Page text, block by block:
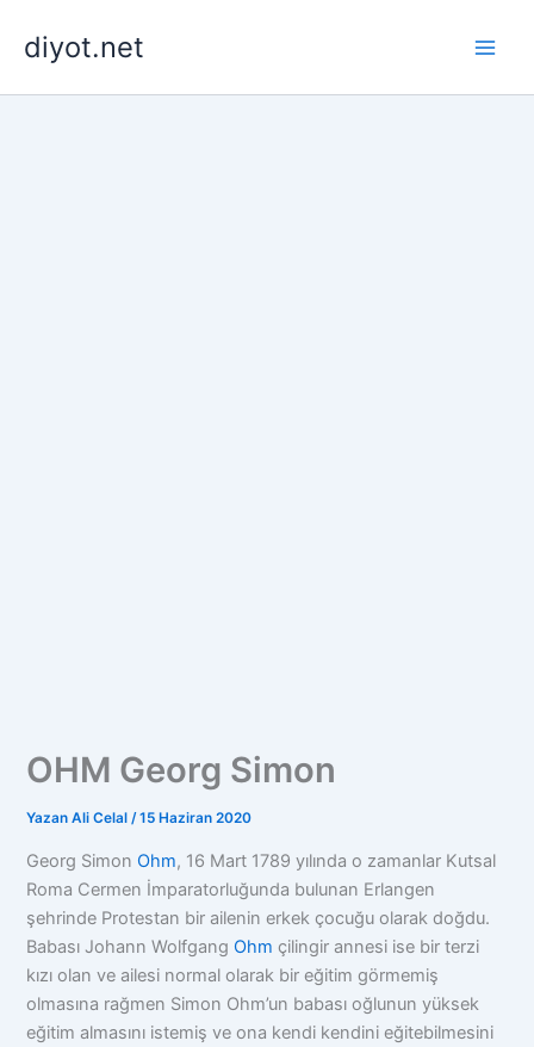
atladiyot.net
OHM Georg Simon
Yazan Ali Celal/15 Haziran 2020
Georg Simon Ohm, 16 Mart 1789 yılında o zamanlar Kutsal
Roma Cermen İmparatorluğunda bulunan Erlangen
şehrinde Protestan bir ailenin erkek çocuğu olarak doğdu.
Babası Johann Wolfgang Ohm çilingir annesi ise bir terzi
kızı olan ve ailesi normal olarak bir eğitim görmemiş
olmasına rağmen Simon Ohm’un babası oğlunun yüksek
eğitim almasını istemiş ve ona kendi kendini eğitebilmesini